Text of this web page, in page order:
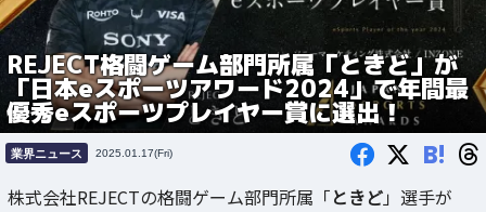
REJECT格闘ゲーム部門所属「ときど」が
「日本eスポーツアワード2024」で年間最
優秀eスポーツプレイヤー賞に選出！
業界ニュース 2025.01.17(Fri) B!
株式会社REJECTの格闘ゲーム部門所属「ときど」選手が